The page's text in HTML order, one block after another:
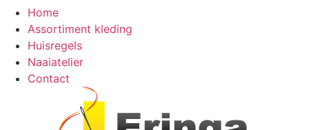
Home
Assortiment kleding
Huisregels
Naaiatelier
Contact